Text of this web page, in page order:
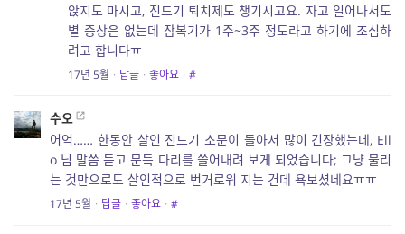
앉지도 마시고, 진드기 퇴치제도 챙기시고요. 자고 일어나서도
별 증상은 없는데 잠복기가 1주~3주 정도라고 하기에 조심하
려고 합니다ㅠ
17년 5월 · 답글 · 좋아요 · #
수오
어억…… 한동안 살인 진드기 소문이 돌아서 많이 긴장했는데, Ell
o 님 말씀 듣고 문득 다리를 쓸어내려 보게 되었습니다; 그냥 물리
는 것만으로도 살인적으로 번거로워 지는 건데 욕보셨네요ㅠㅠ
17년 5월 · 답글 · 좋아요 · #